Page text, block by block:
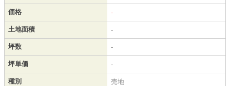
価格 -
土地面積 -
坪数 -
坪単価 -
種別 売地